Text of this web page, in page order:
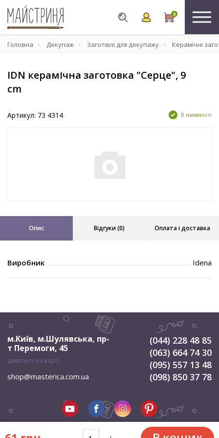
0
Головна Декупаж Заготівлі для декупажу Керамічні
IDN керамічна заготовка "Серце", 9
cm
Артикул: 73 4314 В наявності
Опис Відгуки (0) Оплата і доставка
Виробник Idena
м.Київ, м.Шулявська, пр-
т Перемоги, 45
дивитися на карті
shop@masterica.com.ua
(044) 228 48 85
(063) 664 74 30
(095) 557 13 48
(098) 850 37 78